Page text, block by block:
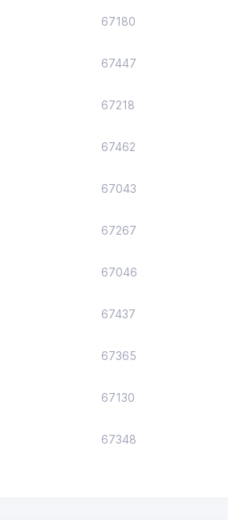
67180
67447
67218
67462
67043
67267
67046
67437
67365
67130
67348